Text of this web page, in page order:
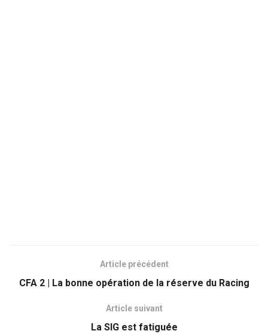
Article précédent
CFA 2 | La bonne opération de la réserve du Racing
Article suivant
La SIG est fatiguée